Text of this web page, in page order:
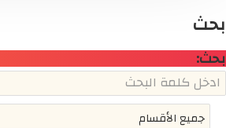
بحث
بحث: